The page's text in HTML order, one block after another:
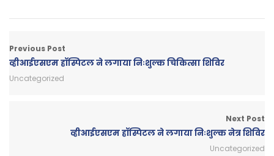
Previous Post
व्हीआईएसएम हॉस्पिटल ने लगाया निःशुल्क चिकित्सा शिविर
Uncategorized
Next Post
व्हीआईएसएम हॉस्पिटल ने लगाया निःशुल्क नेत्र शिविर
Uncategorized